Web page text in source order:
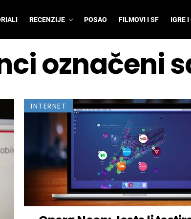
RECENZIJE POSAO FILMOVI I SF IGRE
označeni
INTERNET